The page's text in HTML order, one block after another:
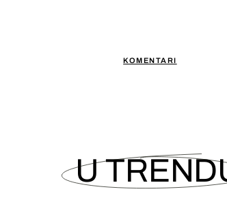
KOMENTARI
U